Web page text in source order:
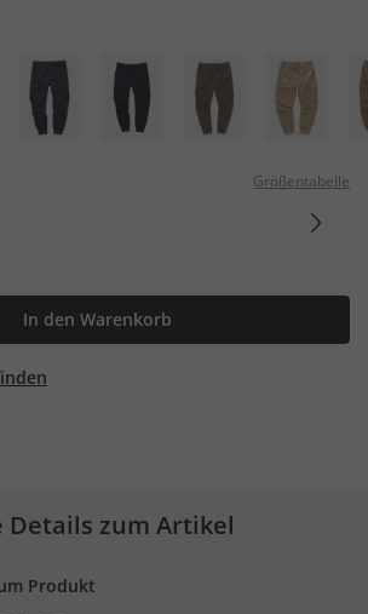
Größentabelle
In den Warenkorb
Details zum Artikel
Produkt